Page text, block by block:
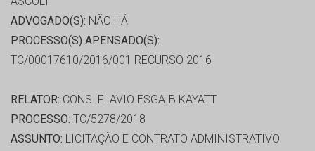
ADVOGADO(S): NÃO HÁ
PROCESSO(S) APENSADO(S):
TC/00017610/2016/001 RECURSO 2016
RELATOR: CONS. FLAVIO ESGAIB KAYATT
PROCESSO: TC/5278/2018
ASSUNTO: LICITAÇÃO E CONTRATO ADMINISTRATIVO